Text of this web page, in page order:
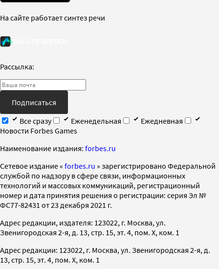
На сайте работает синтез речи
Рассылка:
Подписаться
Все сразу
Еженедельная
Ежедневная
Новости Forbes Games
Наименование издания: forbes.ru
Cетевое издание « forbes.ru » зарегистрировано Федеральной
службой по надзору в сфере связи, информационных
технологий и массовых коммуникаций, регистрационный
номер и дата принятия решения о регистрации: серия Эл №
ФС77-82431 от 23 декабря 2021 г.
Адрес редакции, издателя: 123022, г. Москва, ул.
Звенигородская 2-я, д. 13, стр. 15, эт. 4, пом. X, ком. 1
Адрес редакции: 123022, г. Москва, ул. Звенигородская 2-я, д.
13, стр. 15, эт. 4, пом. X, ком. 1